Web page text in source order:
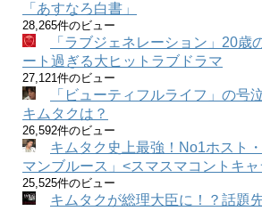
「あすなろ白書」
28,265件のビュー
「ラブジェネレーション」20歳
ート過ぎる大ヒットラブドラマ
27,121件のビュー
「ビューティフルライフ」の号
キムタクは？
26,592件のビュー
キムタク史上最強！No1ホスト
マンブルース」<スマスマコントキャ
25,525件のビュー
キムタクが総理大臣に！？話題